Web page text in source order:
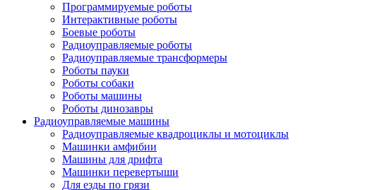
Программируемые роботы
Интерактивные роботы
Боевые роботы
Радиоуправляемые роботы
Радиоуправляемые трансформеры
Роботы пауки
Роботы собаки
Роботы машины
Роботы динозавры
Радиоуправляемые машины
Радиоуправляемые квадроциклы и мотоциклы
Машинки амфибии
Машины для дрифта
Машинки перевертыши
Для езды по грязи